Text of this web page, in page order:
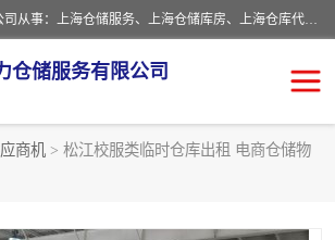
上海星力仓储服务有限公司从事：上海仓储服务、上海仓储库房、上海仓库代运营、上海仓库对外出租、上海仓库外包、上海三方仓储、上海电商仓储代发、上海电商代发货仓库、上海托管仓库、上海仓储配送。上海星力仓储服务有限公司现在拥有100个分仓、10万余平方的标准库房，精炼员工几百名，与几千家客户合作，公司已跻身上海仓储行业前列。欢迎来电咨询！
仓储服务有限公司
商机 > 松江校服类临时仓库出租 电商仓储物